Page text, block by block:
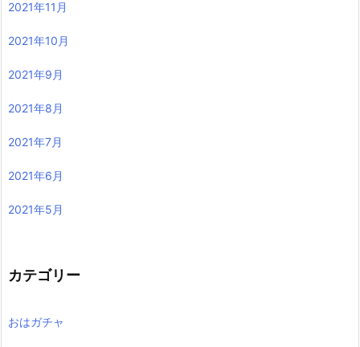
2021年11月
2021年10月
2021年9月
2021年8月
2021年7月
2021年6月
2021年5月
カテゴリー
おはガチャ